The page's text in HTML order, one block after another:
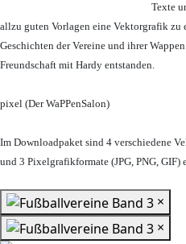
Texte
allzu guten Vorlagen eine Vektorgrafik zu
Geschichten der Vereine und ihrer
Freundschaft mit Hardy entstanden.
pixel (Der WaPPenSalon)
Im Downloadpaket sind 4 verschiedene
und 3 Pixelgrafikformate (JPG, PNG, GIF)
×
×